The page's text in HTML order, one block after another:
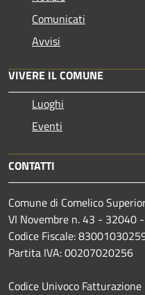
Comunicati
Avvisi
VIVERE IL COMUNE
Luoghi
Eventi
CONTATTI
Comune di Comelico
VI Novembre n. 43 - 32040
Codice Fiscale:
Partita IVA: 00207020256
Codice Univoco Fatturazione